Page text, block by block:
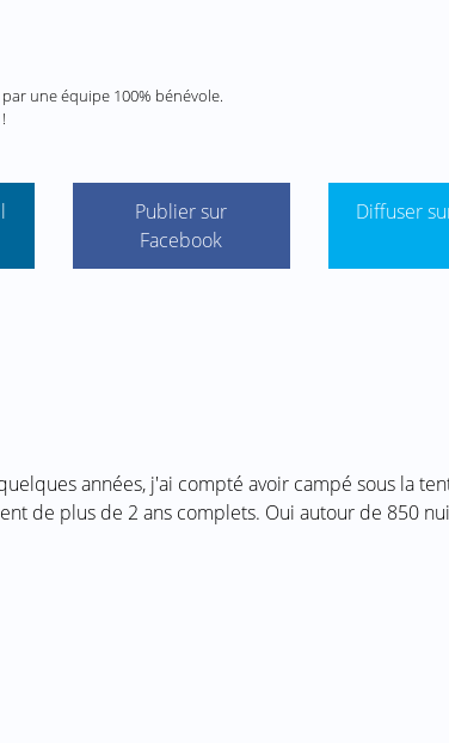
une équipe 100% bénévole.
!
Publier sur
Facebook
Diffuser
années, j'ai compté avoir campé sous la
de plus de 2 ans complets. Oui autour de 850